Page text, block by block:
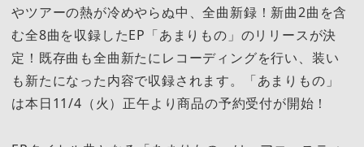
やツアーの熱が冷めやらぬ中、全曲新録！新曲2曲を含
む全8曲を収録したEP「あまりもの」のリリースが決
定！既存曲も全曲新たにレコーディングを行い、装い
も新たになった内容で収録されます。「あまりもの」
は本日11/4（火）正午より商品の予約受付が開始！